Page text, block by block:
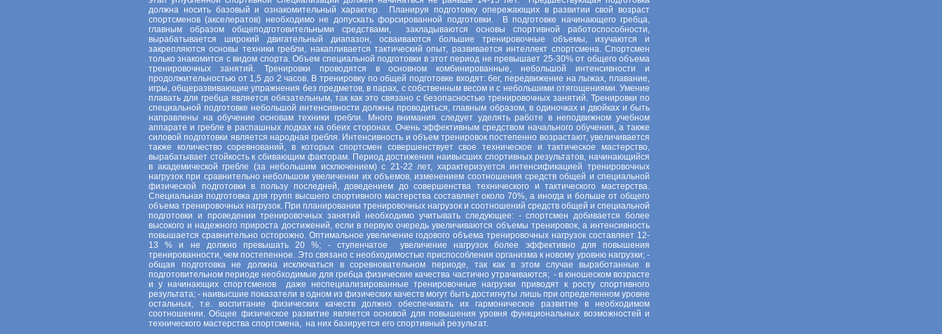
должна носить базовый и ознакомительный характер. Планируя подготовку опережающих в развитии свой возраст
спортсменов (акселератов) необходимо не допускать форсированной подготовки. В подготовке начинающего гребца,
главным образом общеподготовительными средствами, закладываются основы спортивной работоспособности,
вырабатывается широкий двигательный диапазон, осваиваются большие тренировочные объемы, изучаются и
закрепляются основы техники гребли, накапливается тактический опыт, развивается интеллект спортсмена. Спортсмен
только знакомится с видом спорта. Объем специальной подготовки в этот период не превышает 25-30% от общего объема
тренировочных занятий. Тренировки проводятся в основном комбинированные, небольшой интенсивности и
продолжительностью от 1,5 до 2 часов. В тренировку по общей подготовке входят: бег, передвижение на лыжах, плавание,
игры, общеразвивающие упражнения без предметов, в парах, с собственным весом и с небольшими отягощениями. Умение
плавать для гребца является обязательным, так как это связано с безопасностью тренировочных занятий. Тренировки по
специальной подготовке небольшой интенсивности должны проводиться, главным образом, в одиночках и двойках и быть
направлены на обучение основам техники гребли. Много внимания следует уделять работе в неподвижном учебном
аппарате и гребле в распашных лодках на обеих сторонах. Очень эффективным средством начального обучения, а также
силовой подготовки является народная гребля. Интенсивность и объем тренировок постепенно возрастают, увеличивается
также количество соревнований, в которых спортсмен совершенствует свое техническое и тактическое мастерство,
вырабатывает стойкость к сбивающим факторам. Период достижения наивысших спортивных результатов, начинающийся
в академической гребле (за небольшим исключением) с 21-22 лет, характеризуется интенсификацией тренировочных
нагрузок при сравнительно небольшом увеличении их объемов, изменением соотношения средств общей и специальной
физической подготовки в пользу последней, доведением до совершенства технического и тактического мастерства.
Специальная подготовка для групп высшего спортивного мастерства составляет около 70%, а иногда и больше от общего
объема тренировочных нагрузок. При планировании тренировочных нагрузок и соотношений средств общей и специальной
подготовки и проведении тренировочных занятий необходимо учитывать следующее: - спортсмен добивается более
высокого и надежного прироста достижений, если в первую очередь увеличиваются объемы тренировок, а интенсивность
повышается сравнительно осторожно. Оптимальное увеличение годового объема тренировочных нагрузок составляет 12-
13 % и не должно превышать 20 %; - ступенчатое увеличение нагрузок более эффективно для повышения
тренированности, чем постепенное. Это связано с необходимостью приспособления организма к новому уровню нагрузки; -
общая подготовка не должна исключаться в соревновательном периоде, так как в этом случае выработанные в
подготовительном периоде необходимые для гребца физические качества частично утрачиваются; - в юношеском возрасте
и у начинающих спортсменов даже неспециализированные тренировочные нагрузки приводят к росту спортивного
результата; - наивысшие показатели в одном из физических качеств могут быть достигнуты лишь при определенном уровне
остальных, т.е. воспитание физических качеств должно обеспечивать их гармоническое развитие в необходимом
соотношении. Общее физическое развитие является основой для повышения уровня функциональных возможностей и
технического мастерства спортсмена, на них базируется его спортивный результат.